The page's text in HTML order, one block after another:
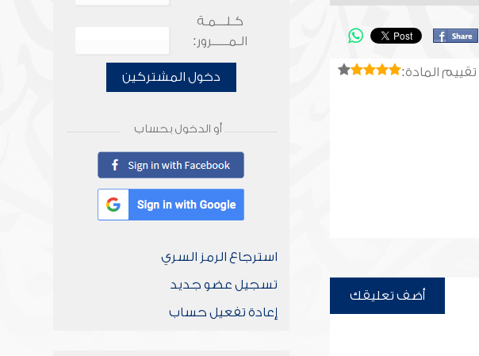
تقييم المادة:
أضف تعليقك
كـلـــمـة
الـمـــــرور:
دخول المشتركين
أو الدخول بحساب
استرجاع الرمز السري
تسجيل عضو جديد
إعادة تفعيل حساب